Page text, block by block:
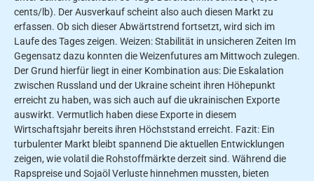
cents/lb). Der Ausverkauf scheint also auch diesen Markt zu
erfassen. Ob sich dieser Abwärtstrend fortsetzt, wird sich im
Laufe des Tages zeigen. Weizen: Stabilität in unsicheren Zeiten Im
Gegensatz dazu konnten die Weizenfutures am Mittwoch zulegen.
Der Grund hierfür liegt in einer Kombination aus: Die Eskalation
zwischen Russland und der Ukraine scheint ihren Höhepunkt
erreicht zu haben, was sich auch auf die ukrainischen Exporte
auswirkt. Vermutlich haben diese Exporte in diesem
Wirtschaftsjahr bereits ihren Höchststand erreicht. Fazit: Ein
turbulenter Markt bleibt spannend Die aktuellen Entwicklungen
zeigen, wie volatil die Rohstoffmärkte derzeit sind. Während die
Rapspreise und Sojaöl Verluste hinnehmen mussten, bieten